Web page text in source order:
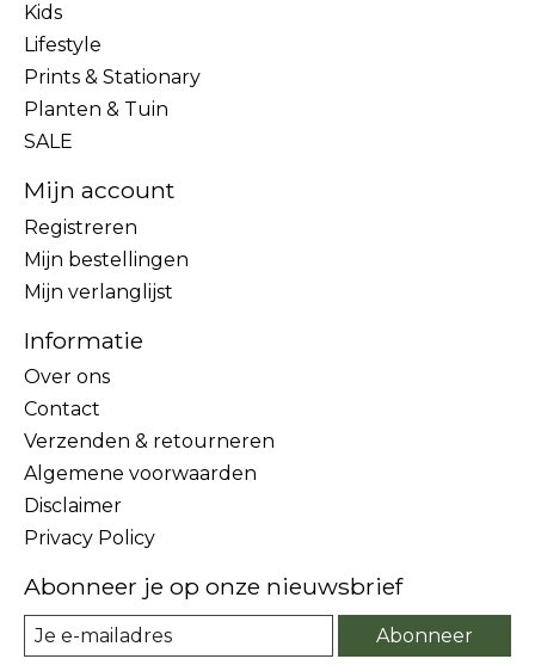
Kids
Lifestyle
Prints & Stationary
Planten & Tuin
SALE
Mijn account
Registreren
Mijn bestellingen
Mijn verlanglijst
Informatie
Over ons
Contact
Verzenden & retourneren
Algemene voorwaarden
Disclaimer
Privacy Policy
Abonneer je op onze nieuwsbrief
Abonneer